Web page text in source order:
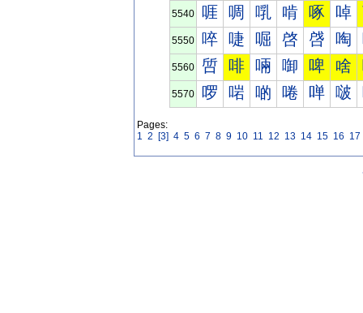
5540 啀 啁 啂 啃 啄 啅
5550 啐 啑 啒 啓 啔 啕
5560 啠 啡 啢 啣 啤 啥
5570 啰 啱 啲 啳 啴 啵
Pages:
1 2 [3] 4 5 6 7 8 9 10 11 12 13 14 15 16 17